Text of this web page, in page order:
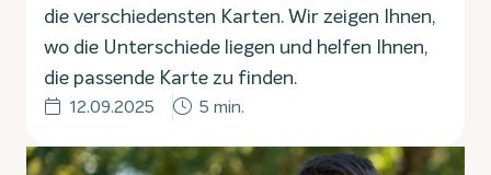
die verschiedensten Karten. Wir zeigen Ihnen,
wo die Unterschiede liegen und helfen Ihnen,
die passende Karte zu finden.
12.09.2025 5 min.